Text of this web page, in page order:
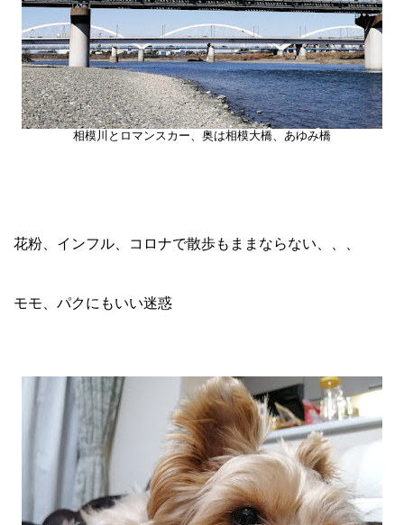
相模川とロマンスカー、奥は相模大橋、あゆみ橋
花粉、インフル、コロナで散歩もままならない、、、
モモ、パクにもいい迷惑